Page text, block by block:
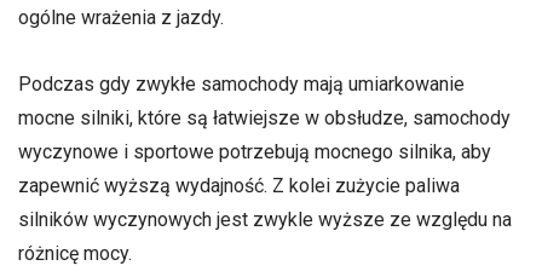
ogólne wrażenia z jazdy.
Podczas gdy zwykłe samochody mają umiarkowanie
mocne silniki, które są łatwiejsze w obsłudze, samochody
wyczynowe i sportowe potrzebują mocnego silnika, aby
zapewnić wyższą wydajność. Z kolei zużycie paliwa
silników wyczynowych jest zwykle wyższe ze względu na
różnicę mocy.